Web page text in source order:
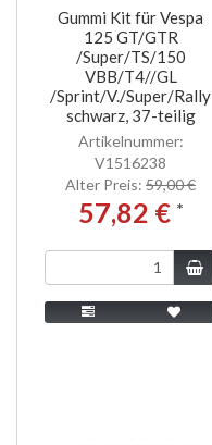
Gummi Kit für Vespa
125 GT/GTR
/Super/TS/150
VBB/T4//GL
/Sprint/V./Super/Rally
schwarz, 37-teilig
Artikelnummer:
V1516238
Alter Preis: 59,00 €
57,82 € *